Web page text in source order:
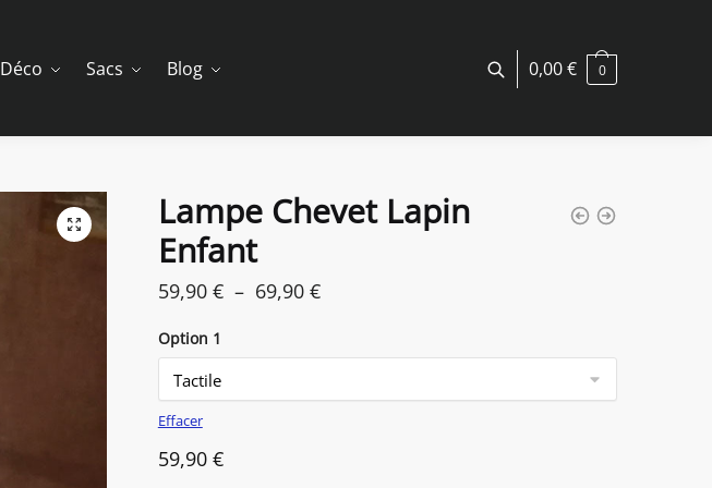
Déco Sacs Blog 0,00€ 0
Lampe Chevet Lapin
Enfant
59,90 € – 69,90 €Plage
prix :
Option 1
Effacer
59,90 €